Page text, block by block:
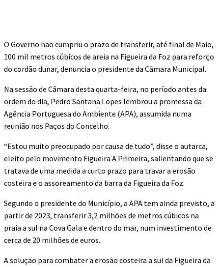
O Governo não cumpriu o prazo de transferir, até final de Maio,
100 mil metros cúbicos de areia na Figueira da Foz para reforço
do cordão dunar, denuncia o presidente da Câmara Municipal.
Na sessão de Câmara desta quarta-feira, no período antes da
ordem do dia, Pedro Santana Lopes lembrou a promessa da
Agência Portuguesa do Ambiente (APA), assumida numa
reunião nos Paços do Concelho.
“Estou muito preocupado por causa de tudo”, disse o autarca,
eleito pelo movimento Figueira A Primeira, salientando que se
tratava de uma medida a curto prazo para travar a erosão
costeira e o assoreamento da barra da Figueira da Foz.
Segundo o presidente do Município, a APA tem ainda previsto, a
partir de 2023, transferir 3,2 milhões de metros cúbicos na
praia a sul na Cova Gala e dentro do mar, num investimento de
cerca de 20 milhões de euros.
A solução para combater a erosão costeira a sul da Figueira da